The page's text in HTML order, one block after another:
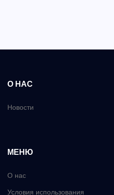
О НАС
Новости
МЕНЮ
О нас
Условия использования